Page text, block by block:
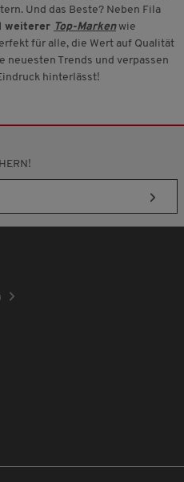
Und das Beste? Neben Fila
weiterer Top-Markenwie
für alle, die Wert auf Qualität
neuesten Trends und verpassen
hinterlässt!